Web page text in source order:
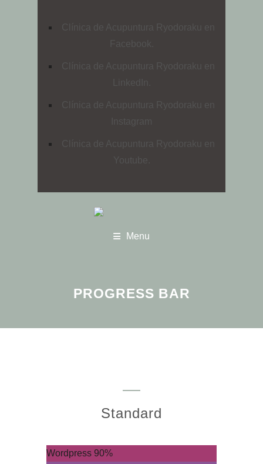
Clínica de Acupuntura Ryodoraku en
Facebook.
Clínica de Acupuntura Ryodoraku en
Clínica de Acupuntura Ryodoraku en
Clínica de Acupuntura Ryodoraku en
Youtube.
Menu
PROGRESS BAR
Standard
Wordpress 90%